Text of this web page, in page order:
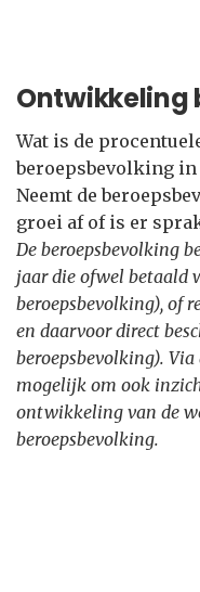
Ontwikkeling
Wat is de
beroepsbevolking in
Neemt de
groei af of is er
De beroepsbevolking
jaar die ofwel betaald
beroepsbevolking), of
en daarvoor direct
beroepsbevolking).
mogelijk om ook
ontwikkeling van de
beroepsbevolking.